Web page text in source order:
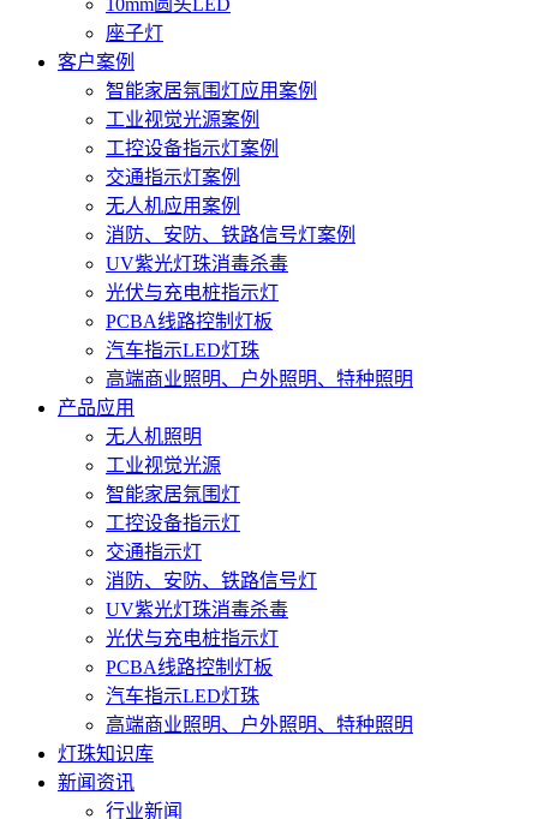
10mm圆头LED
座子灯
客户案例
智能家居氛围灯应用案例
工业视觉光源案例
工控设备指示灯案例
交通指示灯案例
无人机应用案例
消防、安防、铁路信号灯案例
UV紫光灯珠消毒杀毒
光伏与充电桩指示灯
PCBA线路控制灯板
汽车指示LED灯珠
高端商业照明、户外照明、特种照明
产品应用
无人机照明
工业视觉光源
智能家居氛围灯
工控设备指示灯
交通指示灯
消防、安防、铁路信号灯
UV紫光灯珠消毒杀毒
光伏与充电桩指示灯
PCBA线路控制灯板
汽车指示LED灯珠
高端商业照明、户外照明、特种照明
灯珠知识库
新闻资讯
行业新闻